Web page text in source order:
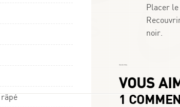
Placer
noir.
VOUS
1